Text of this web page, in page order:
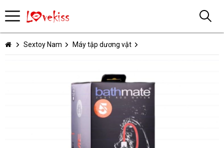
Sextoy Nam Máy tập dương vật